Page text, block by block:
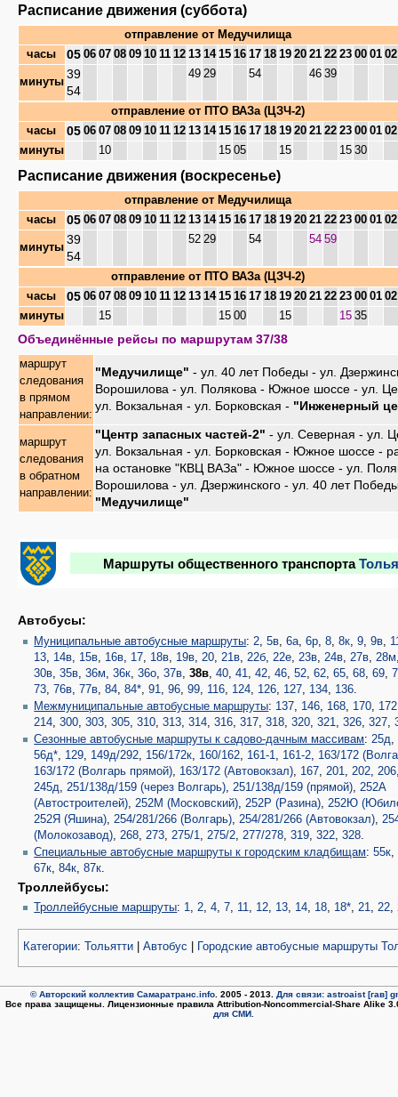
Расписание движения (суббота)
отправление от Медучилища
часы
05 06 07 08 09 10 11 12 13 14 15 16 17 18 19 20 21 22 23 00 01 02
минуты
39
54
49 29 54 46 39
отправление от ПТО ВАЗа (ЦЗЧ-2)
часы
05 06 07 08 09 10 11 12 13 14 15 16 17 18 19 20 21 22 23 00 01 02
минуты
10 15 05 15 15 30
Расписание движения (воскресенье)
отправление от Медучилища
часы
05 06 07 08 09 10 11 12 13 14 15 16 17 18 19 20 21 22 23 00 01 02
минуты
39
54
52 29 54 54 59
отправление от ПТО ВАЗа (ЦЗЧ-2)
часы
05 06 07 08 09 10 11 12 13 14 15 16 17 18 19 20 21 22 23 00 01 02
минуты
15 15 00 15 15 35
Объединённые рейсы по маршрутам 37/38
маршрут
следования
в прямом
направлении:
"Медучилище" - ул. 40 лет Победы - ул.
Ворошилова - ул. Полякова - Южное шоссе - ул.
ул. Вокзальная - ул. Борковская - "Инженерный
маршрут
следования
в обратном
направлении:
"Центр запасных частей-2" - ул. Северная - ул.
ул. Вокзальная - ул. Борковская - Южное шоссе -
на остановке "КВЦ ВАЗа" - Южное шоссе - ул.
Ворошилова - ул. Дзержинского - ул. 40 лет
"Медучилище"
Маршруты общественного транспорта
Автобусы:
Муниципальные автобусные маршруты:2,5в,6а,6р,8,8к,9,9в,
13, 14в, 15в, 16в, 17, 18в, 19в,20,21в,22б,22е,23в,24в,27в,28м
30в,35в,36м,36к,36о,37в,38в,40,41,42,46,52,62,65,68,69,
73, 76в, 77в,84,84*,91,96,99, 116, 124, 126, 127, 134, 136.
Межмуниципальные автобусные маршруты: 137, 146, 168, 170, 172
214,300,303,305,310,313,314,316,317,318,320,321,326,327,
Сезонные автобусные маршруты к садово-дачным массивам:25д,
56д*, 129, 149д/292, 156/172к, 160/162, 161-1, 161-2, 163/172
163/172 (Волгарь прямой), 163/172 (Автовокзал), 167,201,202,206
245д,251/138д/159 (через Волгарь),251/138д/159 (прямой),252А
(Автостроителей),252М (Московский),252Р (Разина),252Ю
252Я (Яшина),254/281/266 (Волгарь),254/281/266 (Автовокзал),
(Молокозавод),268,273,275/1,275/2,277/278,319,322,328.
Специальные автобусные маршруты к городским кладбищам:55к,
67к,84к,87к.
Троллейбусы:
Троллейбусные маршруты: 1,2,4, 7, 11, 12, 13, 14, 18, 18*,21,22,
Категории: Тольятти Автобус Городские автобусные маршруты
© Авторский коллектив Самаратранс.info . 2005 - 2013. Для связи: astroaist [гав]
Все права защищены. Лицензионные правила Attribution-Noncommercial-Share Alike
для СМИ.